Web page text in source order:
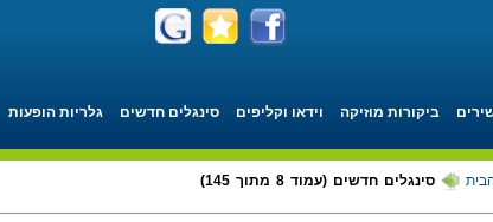
ביקורות מוזיקה וידאו וקליפים סינגלים חדשים גלריות הופעות
סינגלים חדשים (עמוד 8 מתוך 145)